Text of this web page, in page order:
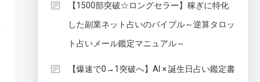
【1500部突破☆ロングセラー】稼ぎに特化
した副業ネット占いのバイブル～逆算タロッ
ト占いメール鑑定マニュアル～
【爆速で0→1突破へ】AI × 誕生日占い鑑定書